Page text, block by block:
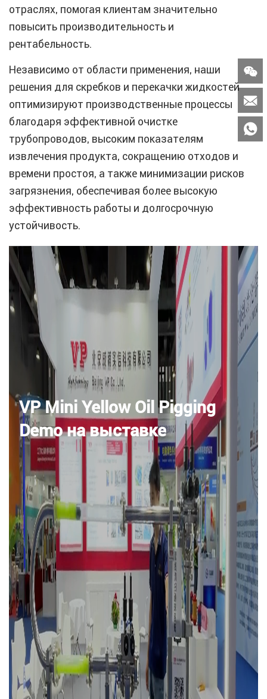
отраслях, помогая клиентам значительно
повысить производительность и
рентабельность.
Независимо от области применения, наши
решения для скребков и перекачки жидкостей
оптимизируют производственные процессы
благодаря эффективной очистке
трубопроводов, высоким показателям
извлечения продукта, сокращению отходов и
времени простоя, а также минимизации рисков
загрязнения, обеспечивая более высокую
эффективность работы и долгосрочную
устойчивость.
VP Mini Yellow Oil Pigging
Demo на выставке


